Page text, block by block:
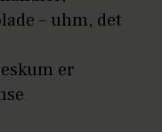
– uhm, det
er